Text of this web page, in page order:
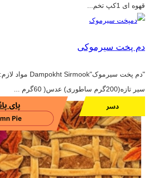
قهوه ای 1کپ تخم...
دم پخت سیرموکی
سیر تازه(200گرم ساطوری) عدس( 60گرم ...